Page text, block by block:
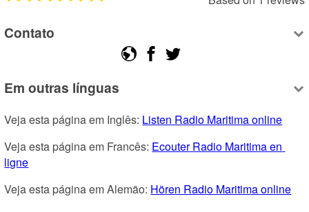
Contato
Em outras línguas
Veja esta página em Inglês: Listen Radio Maritima online
Veja esta página em Francês: Ecouter Radio Maritima en
ligne
Veja esta página em Alemão: Hören Radio Maritima online